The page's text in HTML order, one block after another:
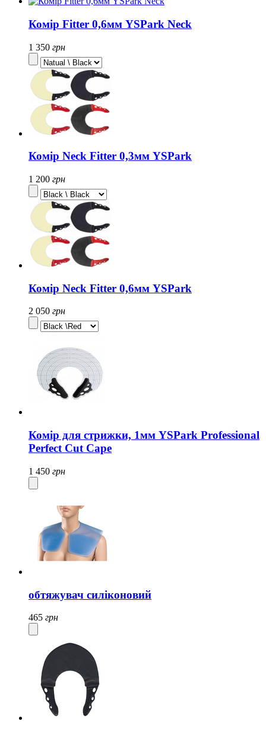
Комір Fitter 0,6мм YSPark Neck
1 350 грн
Комір Neck Fitter 0,3мм YSPark
1 200 грн
Комір Neck Fitter 0,6мм YSPark
2 050 грн
Комір для стрижки, 1мм YSPark Professional
Perfect Cut Cape
1 450 грн
обтяжувач силіконовий
465 грн